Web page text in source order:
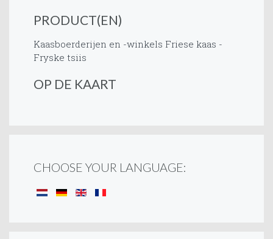
PRODUCT(EN)
Kaasboerderijen en -winkels Friese kaas -
Fryske tsiis
OP DE KAART
CHOOSE YOUR LANGUAGE: